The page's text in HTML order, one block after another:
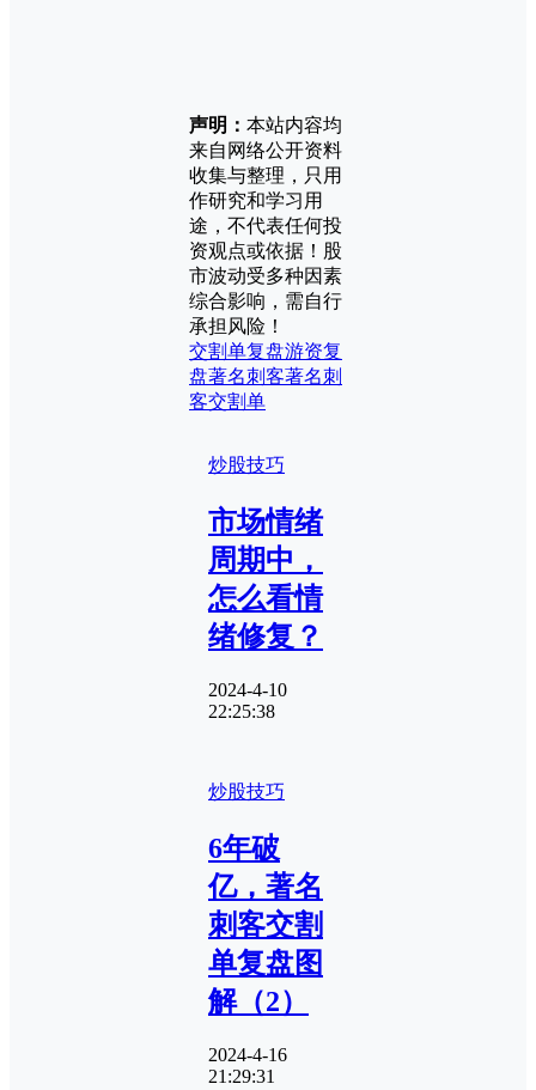
声明： 本站内容均
来自网络公开资料
收集与整理，只用
作研究和学习用
途，不代表任何投
资观点或依据！股
市波动受多种因素
综合影响，需自行
承担风险！
交割单复盘游资复
盘著名刺客著名刺
客交割单
炒股技巧
市场情绪
周期中，
怎么看情
绪修复？
2024-4-10
22:25:38
炒股技巧
6年破
亿，著名
刺客交割
单复盘图
解（2）
2024-4-16
21:29:31